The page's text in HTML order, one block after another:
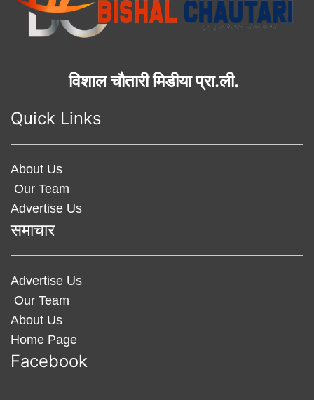
विशाल चौतारी मिडीया प्रा.ली.
Quick Links
About Us
Our Team
Advertise Us
समाचार
Advertise Us
Our Team
About Us
Home Page
Facebook